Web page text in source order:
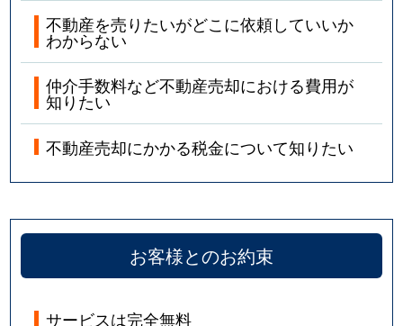
不動産を売りたいがどこに依頼していいか
わからない
仲介手数料など不動産売却における費用が
知りたい
不動産売却にかかる税金について知りたい
お客様とのお約束
サービスは完全無料